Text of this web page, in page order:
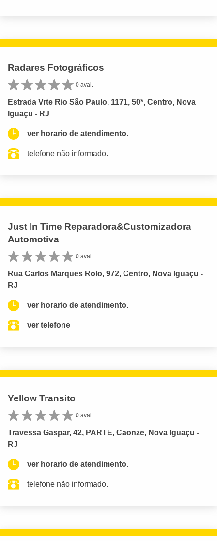
Radares Fotográficos
0 aval.
Estrada Vrte Rio São Paulo, 1171, 50*, Centro, Nova
Iguaçu - RJ
ver horario de atendimento.
telefone não informado.
Just In Time Reparadora&Customizadora
Automotiva
0 aval.
Rua Carlos Marques Rolo, 972, Centro, Nova Iguaçu -
RJ
ver horario de atendimento.
ver telefone
Yellow Transito
0 aval.
Travessa Gaspar, 42, PARTE, Caonze, Nova Iguaçu -
RJ
ver horario de atendimento.
telefone não informado.